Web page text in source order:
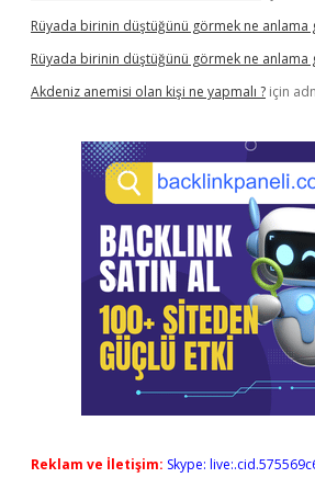
Rüyada birinin düştüğünü görmek ne anlama
Rüyada birinin düştüğünü görmek ne anlama
Akdeniz anemisi olan kişi ne yapmalı ? için
Reklam ve İletişim: Skype: